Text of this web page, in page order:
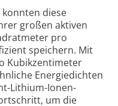
konnten diese
großen aktiven
pro
speichern. Mit
Kubikzentimeter
Energiedichten
Lithium-Ionen-
um die